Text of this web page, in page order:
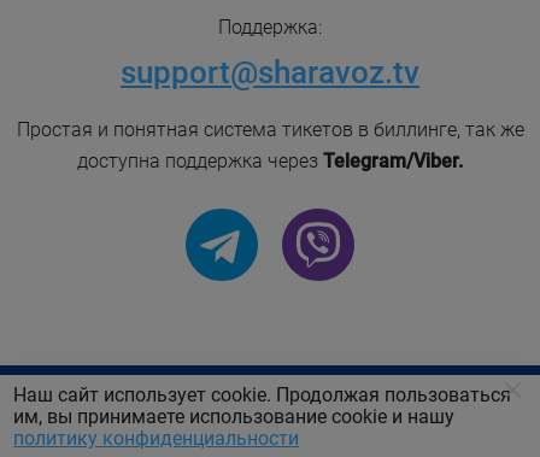
Поддержка:
support@sharavoz.tv
Простая и понятная система тикетов в биллинге, так же
доступна поддержка через Telegram/Viber.
Наш сайт использует cookie. Продолжая пользоваться
им, вы принимаете использование cookie и нашу
политику конфиденциальности